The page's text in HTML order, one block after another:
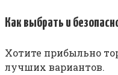
Как выбрать и
Хотите прибыльно
лучших вариантов.